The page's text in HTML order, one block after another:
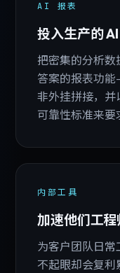
AI 报表
投入生产的
把密集的分析数
答案的报表功
非外挂拼接，并
可靠性标准来要
内部工具
加速他们工
为客户团队日
不起眼却会复